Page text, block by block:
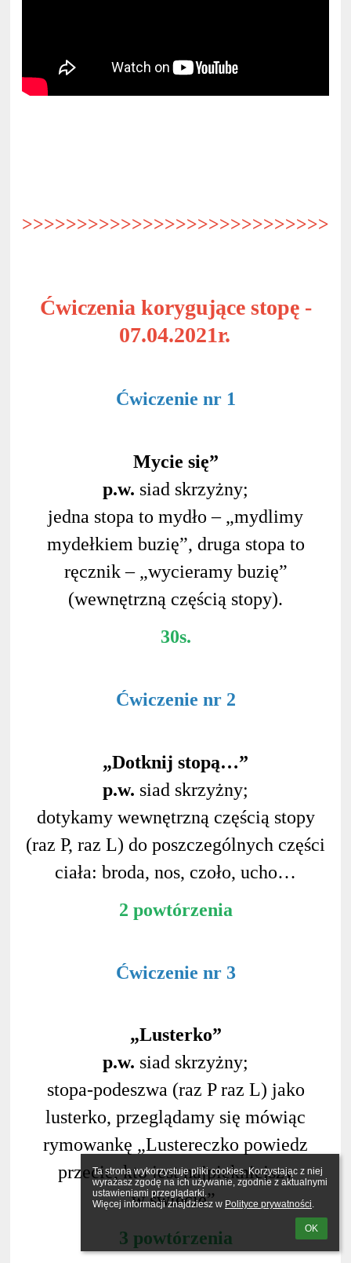
Ta strona wykorzystuje pliki cookies. Korzystając z niej
wyrażasz zgodę na ich używanie, zgodnie z aktualnymi
ustawieniami przeglądarki.
Więcej informacji znajdziesz w Polityce prywatności.
OK
Ćwiczenia korygujące stopę -
07.04.2021r.
Ćwiczenie nr 1
Mycie się”
p.w. siad skrzyżny;
jedna stopa to mydło – „mydlimy
mydełkiem buzię”, druga stopa to
ręcznik – „wycieramy buzię”
(wewnętrzną częścią stopy).
30s.
Ćwiczenie nr 2
„Dotknij stopą…”
p.w. siad skrzyżny;
dotykamy wewnętrzną częścią stopy
(raz P, raz L) do poszczególnych części
ciała: broda, nos, czoło, ucho…
2 powtórzenia
Ćwiczenie nr 3
„Lusterko”
p.w. siad skrzyżny;
stopa-podeszwa (raz P raz L) jako
lusterko, przeglądamy się mówiąc
rymowankę „Lustereczko powiedz
przecie, kto jest najpiękniejszy
w świecie”.
3 powtórzenia